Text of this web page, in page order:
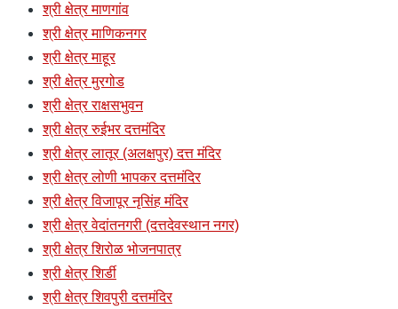
श्री क्षेत्र माणगांव
श्री क्षेत्र माणिकनगर
श्री क्षेत्र माहूर
श्री क्षेत्र मुरगोड
श्री क्षेत्र राक्षसभुवन
श्री क्षेत्र रुईभर दत्तमंदिर
श्री क्षेत्र लातूर (अलक्षपुर) दत्त मंदिर
श्री क्षेत्र लोणी भापकर दत्तमंदिर
श्री क्षेत्र विजापूर नृसिंह मंदिर
श्री क्षेत्र वेदांतनगरी (दत्तदेवस्थान नगर)
श्री क्षेत्र शिरोळ भोजनपात्र
श्री क्षेत्र शिर्डी
श्री क्षेत्र शिवपुरी दत्तमंदिर